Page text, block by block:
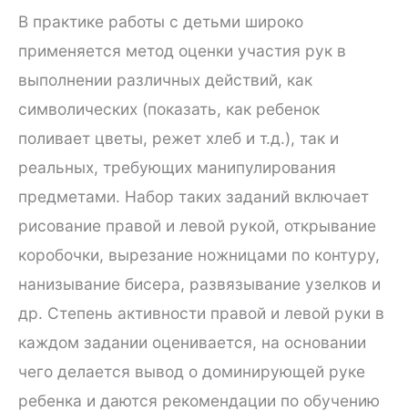
В практике работы с детьми широко
применяется метод оценки участия рук в
выполнении различных действий, как
символических (показать, как ребенок
поливает цветы, режет хлеб и т.д.), так и
реальных, требующих манипулирования
предметами. Набор таких заданий включает
рисование правой и левой рукой, открывание
коробочки, вырезание ножницами по контуру,
нанизывание бисера, развязывание узелков и
др. Степень активности правой и левой руки в
каждом задании оценивается, на основании
чего делается вывод о доминирующей руке
ребенка и даются рекомендации по обучению